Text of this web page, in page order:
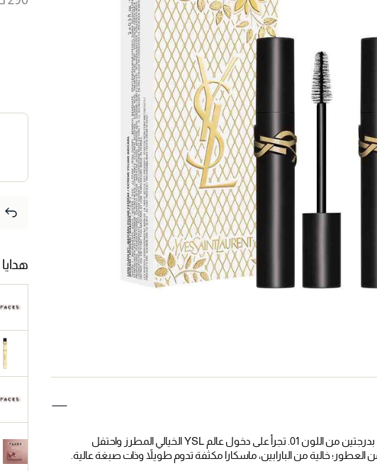
تحتوي مجموعة الهدايا هذه على ماسكارا LASH CLASH بدرجتين من اللون 01. تجرأ على دخول عالم YSL الخيالي المطرز واحتفل